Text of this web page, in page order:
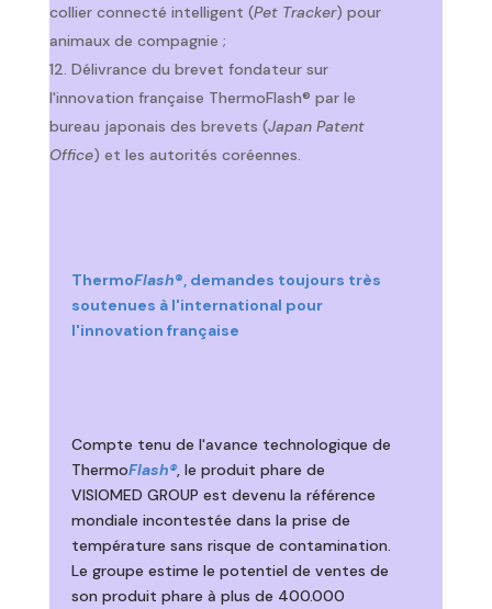
collier connecté intelligent (Pet Tracker) pour
animaux de compagnie ;
Délivrance du brevet fondateur sur
l'innovation française ThermoFlash® par le
bureau japonais des brevets (Japan Patent
Office) et les autorités coréennes.
ThermoFlash®, demandes toujours très
soutenues à l'international pour
l'innovation française
Compte tenu de l'avance technologique de
ThermoFlash®, le produit phare de
VISIOMED GROUP est devenu la référence
mondiale incontestée dans la prise de
température sans risque de contamination.
Le groupe estime le potentiel de ventes de
son produit phare à plus de 400.000